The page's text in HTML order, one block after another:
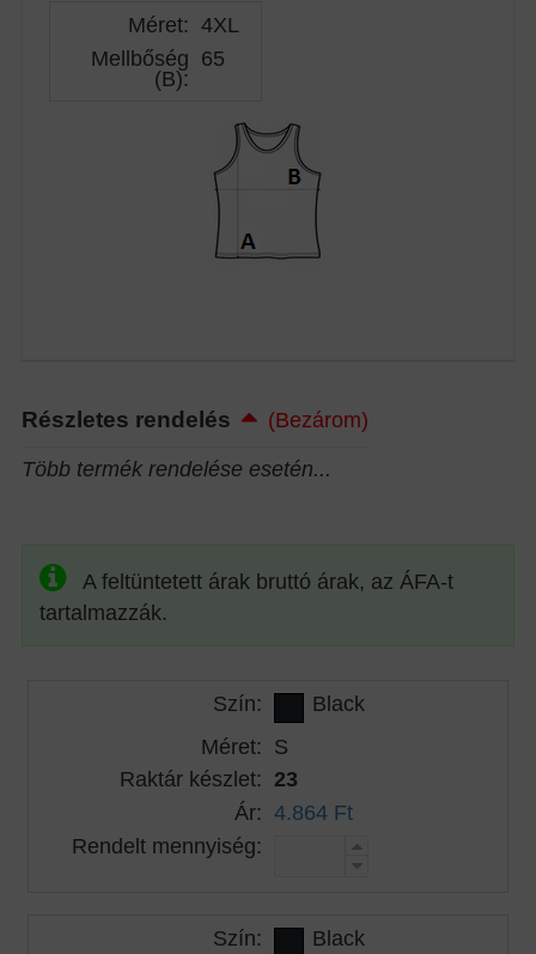
Méret: 4XL
Mellbőség
(B):
65
Részletes rendelés
(Bezárom)
Több termék rendelése esetén...
A feltüntetett árak bruttó árak, az ÁFA-t
tartalmazzák.
Szín:
Black
Méret: S
Raktár készlet: 23
Ár: 4.864 Ft
Rendelt mennyiség:
Szín:
Black